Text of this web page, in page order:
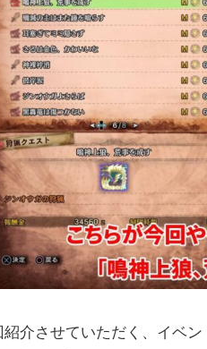
紹介させていただく、イベ